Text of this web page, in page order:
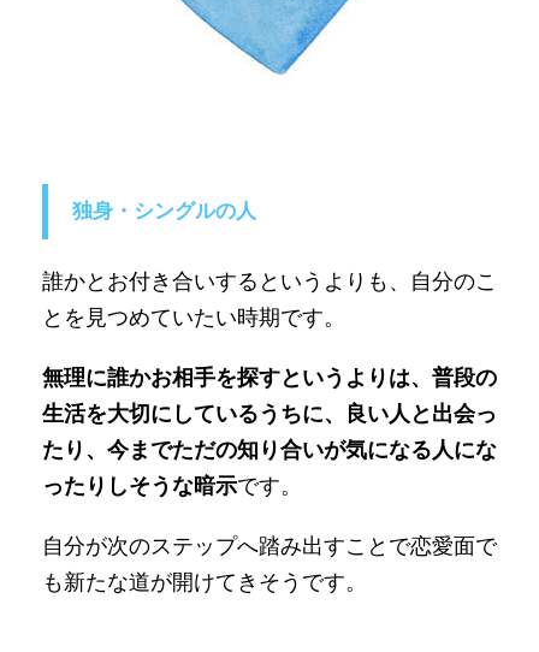
独身・シングルの人
誰かとお付き合いするというよりも、自分のこ
とを見つめていたい時期です。
無理に誰かお相手を探すというよりは、普段の
生活を大切にしているうちに、良い人と出会っ
たり、今までただの知り合いが気になる人にな
ったりしそうな暗示です。
自分が次のステップへ踏み出すことで恋愛面で
も新たな道が開けてきそうです。